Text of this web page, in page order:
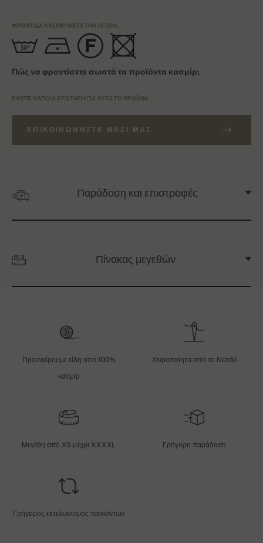
ΦΡΟΝΤΊΔΑ ΚΑΣΜΊΡ ΜΕΤΆ ΤΗΝ ΑΓΟΡΆ
Πώς να φροντίσετε σωστά τα προϊόντα κασμίρ;
ΈΧΕΤΕ ΚΆΠΟΙΑ ΕΡΏΤΗΣΗ ΓΙΑ ΑΥΤΌ ΤΟ ΠΡΟΪΌΝ;
ΕΠΙΚΟΙΝΩΝΉΣΤΕ ΜΑΖΊ ΜΑΣ
Παράδοση και επιστροφές
Πίνακας μεγεθών
Προσφέρουμε είδη από 100%
κασμίρ
Χειροποίητα από το Νεπάλ
Μεγέθη από XS μέχρι XXXXL Γρήγορη παράδοση
Γρήγορος εκτελωνισμός προϊόντων